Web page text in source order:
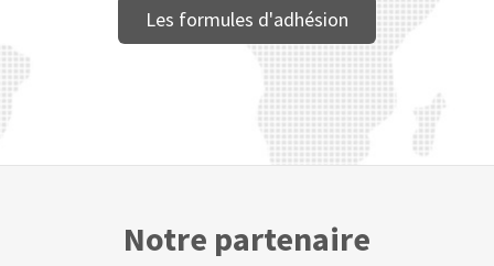
Les formules d'adhésion
Notre partenaire